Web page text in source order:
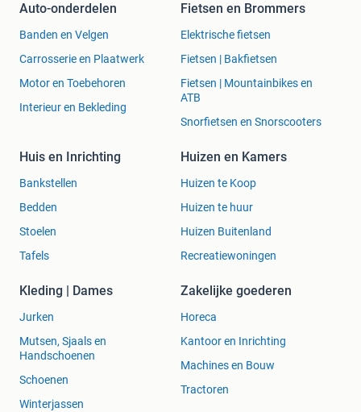
Auto-onderdelen
Banden en Velgen
Carrosserie en Plaatwerk
Motor en Toebehoren
Interieur en Bekleding
Fietsen en Brommers
Elektrische fietsen
Fietsen | Bakfietsen
Fietsen | Mountainbikes en
ATB
Snorfietsen en Snorscooters
Huis en Inrichting
Bankstellen
Bedden
Stoelen
Tafels
Huizen en Kamers
Huizen te Koop
Huizen te huur
Huizen Buitenland
Recreatiewoningen
Kleding | Dames
Jurken
Mutsen, Sjaals en
Handschoenen
Schoenen
Winterjassen
Zakelijke goederen
Horeca
Kantoor en Inrichting
Machines en Bouw
Tractoren